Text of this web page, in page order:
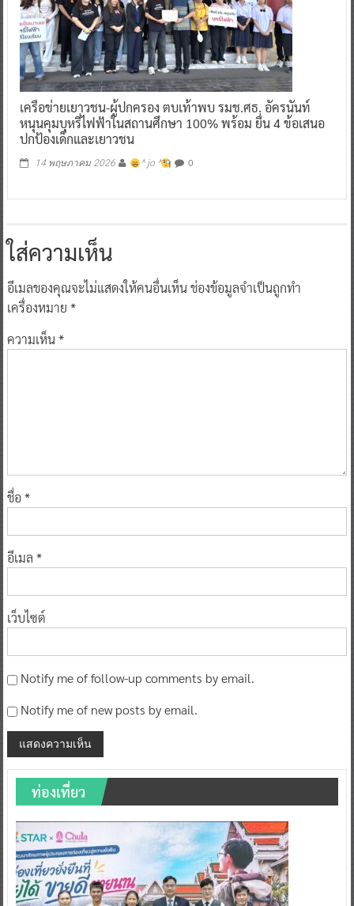
เครือข่ายเยาวชน-ผู้ปกครอง ตบเท้าพบ รมช.ศธ. อัครนันท์
หนุนคุมบุหรี่ไฟฟ้าในสถานศึกษา 100% พร้อม ยื่น 4 ข้อเสนอ
ปกป้องเด็กและเยาวชน
14 พฤษภาคม 2026 ^ jo ^ 0
ใส่ความเห็น
อีเมลของคุณจะไม่แสดงให้คนอื่นเห็นช่องข้อมูลจำเป็นถูกทำ
เครื่องหมาย *
ความเห็น*
ชื่อ *
อีเมล *
เว็บไซต์
Notify me of follow-up comments by email.
Notify me of new posts by email.
ท่องเที่ยว